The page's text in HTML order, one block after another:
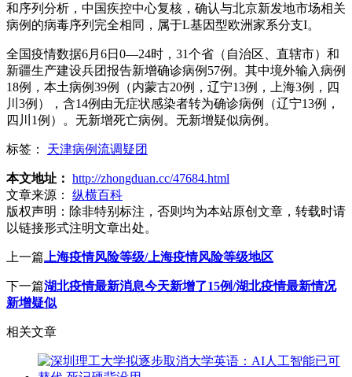
和序列分析，中国疾控中心复核，确认与北京新发地市场相关
病例的病毒序列完全相同，属于L基因型欧洲家系分支I。
全国疫情数据6月6日0—24时，31个省（自治区、直辖市）和
新疆生产建设兵团报告新增确诊病例57例。其中境外输入病例
18例，本土病例39例（内蒙古20例，辽宁13例，上海3例，四
川3例），含14例由无症状感染者转为确诊病例（辽宁13例，
四川1例）。无新增死亡病例。无新增疑似病例。
标签： 天津病例流调疑团
本文地址： http://zhongduan.cc/47684.html
文章来源：
纵横百科
版权声明： 除非特别标注，否则均为本站原创文章，转载时请
以链接形式注明文章出处。
上一篇 上海疫情风险等级/上海疫情风险等级地区
下一篇湖北疫情最新消息今天新增了15例/湖北疫情最新情况
新增疑似
相关文章